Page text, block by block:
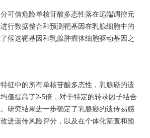
可信危险单核苷酸多态性落在远端调控元
行数据整合和预测靶基因在乳腺细胞中的
候选靶基因和乳腺肿瘤体细胞驱动基因之
征中的所有单核苷酸多态性，乳腺癌的遗
值提高了2-5倍，对于特定的转录因子结合
研究结果进一步确定了乳腺癌的遗传易感
进遗传风险评分，以及在个体化筛查和预